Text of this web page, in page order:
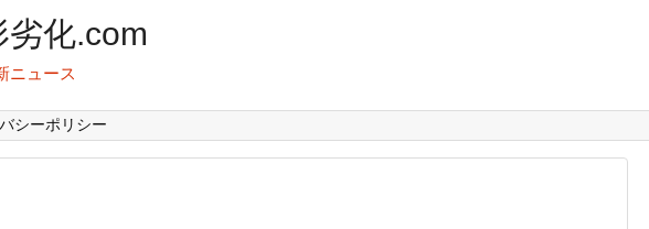
化.com
ニュース
シーポリシー